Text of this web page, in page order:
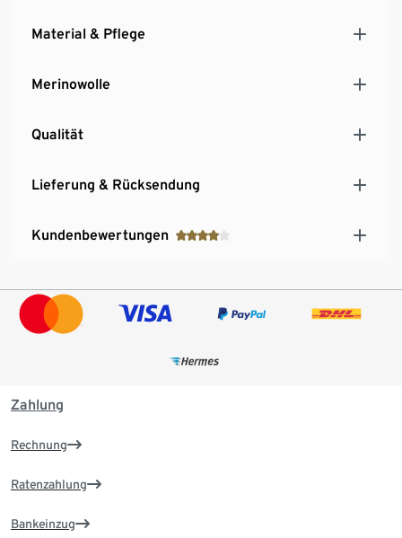
Material & Pflege
Merinowolle
Qualität
Lieferung & Rücksendung
Kundenbewertungen
Zahlung
Rechnung
Ratenzahlung
Bankeinzug